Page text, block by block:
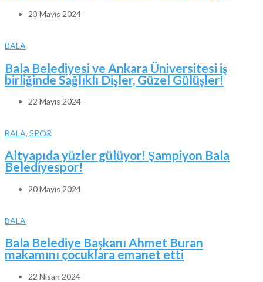
23 Mayıs 2024
BALA
Bala Belediyesi ve Ankara Üniversitesi iş
birliğinde Sağlıklı Dişler, Güzel Gülüşler!
22 Mayıs 2024
BALA, SPOR
Altyapıda yüzler gülüyor! Şampiyon Bala
Belediyespor!
20 Mayıs 2024
BALA
Bala Belediye Başkanı Ahmet Buran
makamını çocuklara emanet etti
22 Nisan 2024